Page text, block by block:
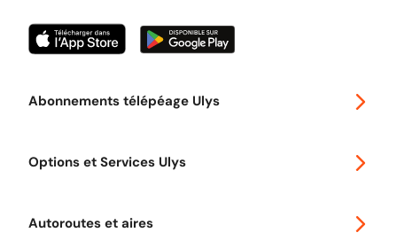
Abonnements télépéage Ulys
Options et Services Ulys
Autoroutes et aires